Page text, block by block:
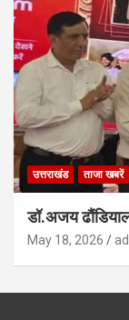
उत्तराखंड ताजा खबरें
डॉ.अजय
May 18, 2026